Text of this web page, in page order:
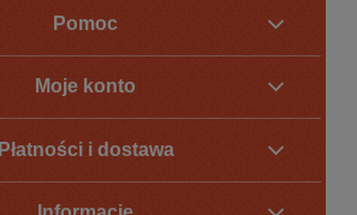
Pomoc
Moje konto
Płatności i dostawa